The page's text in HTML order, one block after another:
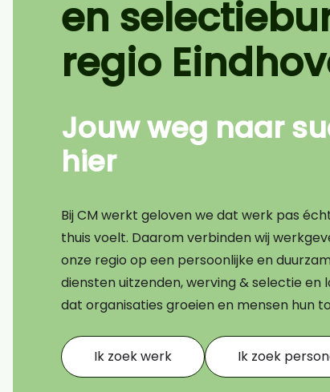
Logistiek
Office
Bouw
Transport
AI CV scan
en
regio
Jouw weg naar
hier
Bij CM werkt geloven we dat werk pas
thuis voelt. Daarom verbinden wij
onze regio op een persoonlijke en
diensten uitzenden, werving & selectie en
dat organisaties groeien en mensen hun
Ik zoek werk Ik zoek